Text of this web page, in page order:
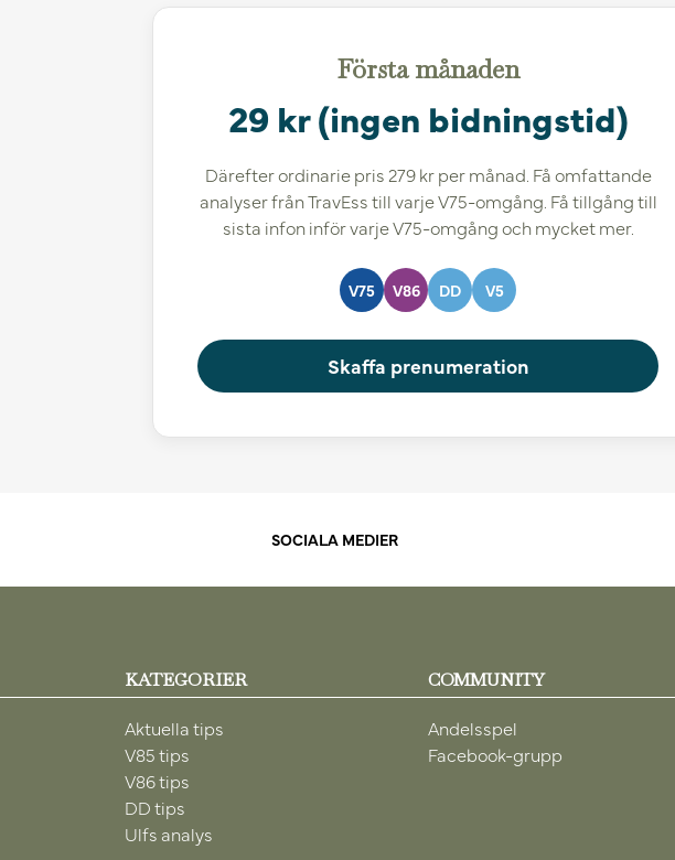
Första månaden
29 kr (ingen bidningstid)
Därefter ordinarie pris 279 kr per månad. Få omfattande
analyser från TravEss till varje V75-omgång. Få tillgång till
sista infon inför varje V75-omgång och mycket mer.
V75 V86 DD V5
Skaffa prenumeration
SOCIALA MEDIER
KATEGORIER
Aktuella tips
V85 tips
V86 tips
DD tips
Ulfs analys
COMMUNITY
Andelsspel
Facebook-grupp